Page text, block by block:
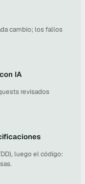
cambio; los fallos
IA
revisados
luego el código: